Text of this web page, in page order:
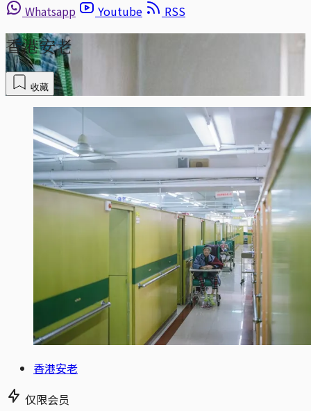
Whatsapp
Youtube RSS
香港安老
收藏
香港安老
仅限会员